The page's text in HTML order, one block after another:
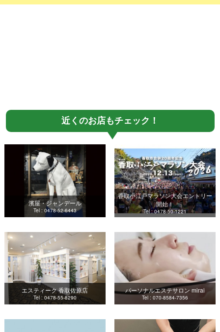
近くのお店もチェック！
濱屋・ジャンデール
Tel : 0478-52-6443
香取小江戸マラソン大会エントリー
開始！
Tel : 0478-50-1221
エスティーク 香取佐原店
Tel : 0478-55-8290
パーソナルエステサロン mirai
Tel : 070-8584-7356